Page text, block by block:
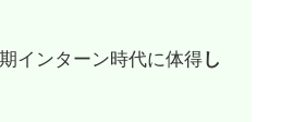
インターン時代に体得し